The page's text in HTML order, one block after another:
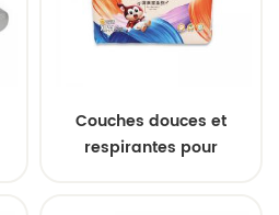
Couches douces et
respirantes pour